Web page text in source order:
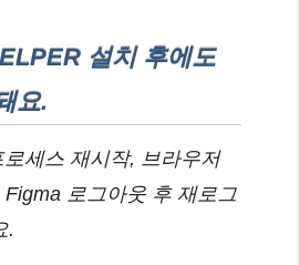
설치 후에도
요.
로세스 재시작, 브라우저
로그아웃 후 재로그
.